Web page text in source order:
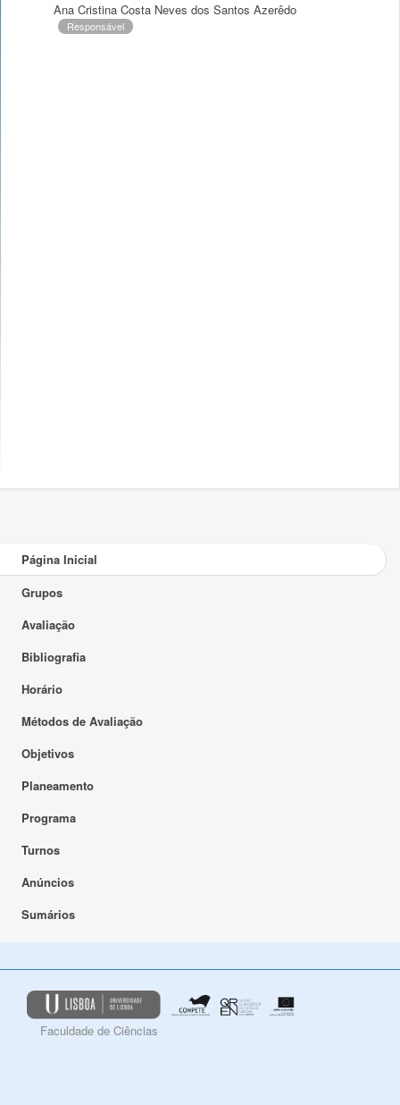
Ana Cristina Costa Neves dos Santos Azerêdo
Responsável
Página Inicial
Grupos
Avaliação
Bibliografia
Horário
Métodos de Avaliação
Objetivos
Planeamento
Programa
Turnos
Anúncios
Sumários
Faculdade de Ciências